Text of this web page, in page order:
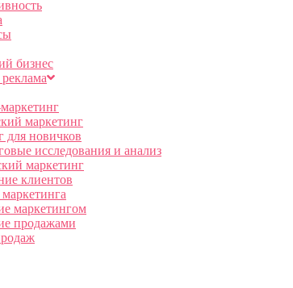
бизнес
маркетинг
для новичков
исследования и анализ
маркетинг
клиентов
маркетинга
маркетингом
продажами